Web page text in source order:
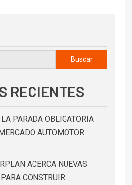
Buscar
RECIENTES
PARADA OBLIGATORIA
AUTOMOTOR
ACERCA NUEVAS
CONSTRUIR